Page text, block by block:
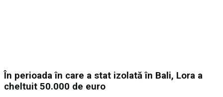
În perioada în care a stat izolată în Bali, Lora a
cheltuit 50.000 de euro